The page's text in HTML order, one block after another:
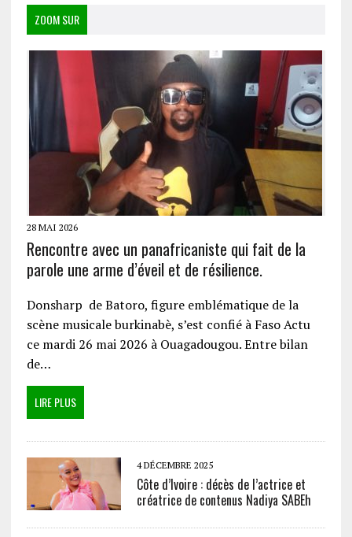
ZOOM SUR
28 MAI 2026
Rencontre avec un panafricaniste qui fait de la
parole une arme d’éveil et de résilience.
Donsharp de Batoro, figure emblématique de la
scène musicale burkinabè, s’est confié à Faso Actu
ce mardi 26 mai 2026 à Ouagadougou. Entre bilan
de…
LIRE PLUS
4 DÉCEMBRE 2025
Côte d’Ivoire : décès de l’actrice et
créatrice de contenus Nadiya SABEh